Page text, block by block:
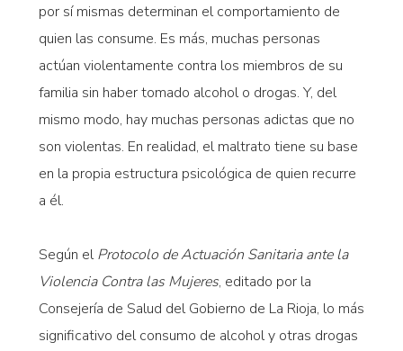
por sí mismas determinan el comportamiento de
quien las consume. Es más, muchas personas
actúan violentamente contra los miembros de su
familia sin haber tomado alcohol o drogas. Y, del
mismo modo, hay muchas personas adictas que no
son violentas. En realidad, el maltrato tiene su base
en la propia estructura psicológica de quien recurre
a él.
Según elProtocolo de Actuación Sanitaria ante la
Violencia Contra las Mujeres, editado por la
Consejería de Salud del Gobierno de La Rioja, lo más
significativo del consumo de alcohol y otras drogas